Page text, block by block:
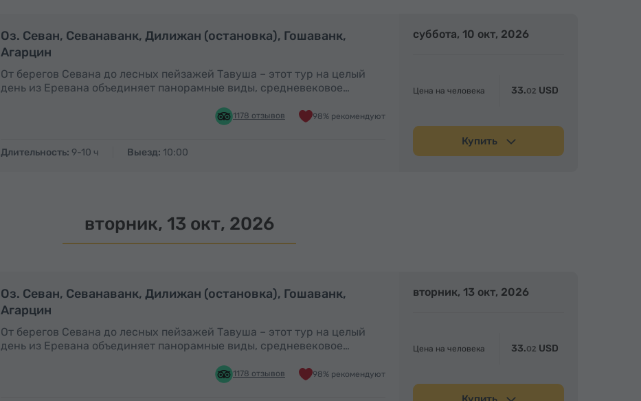
Полный день Полный день
Оз. Севан, Севанаванк, Дилижан (остановка), Гошаванк,
Агарцин
От берегов Севана до лесных пейзажей Тавуша – этот тур на целый
день из Еревана объединяет панорамные виды, средневековое…
1178 отзывов 98% рекомендуют
Длительность: 9-10 ч Выезд: 10:00
суббота, 10 окт, 2026
Цена на человека 33.02 USD
Купить
вторник, 13 окт, 2026
Полный день Полный день
Оз. Севан, Севанаванк, Дилижан (остановка), Гошаванк,
Агарцин
От берегов Севана до лесных пейзажей Тавуша – этот тур на целый
день из Еревана объединяет панорамные виды, средневековое…
1178 отзывов 98% рекомендуют
вторник, 13 окт, 2026
Цена на человека 33.02 USD